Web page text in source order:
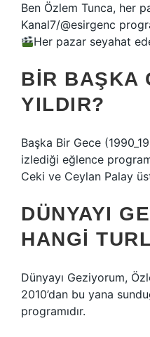
Ben Özlem Tunca, her
Kanal7/@esirgenc
Her pazar seyahat
BIR BAŞKA
YILDIR?
Başka Bir Gece
izlediği eğlence
Ceki ve Ceylan Palay
DÜNYAYI
HANGI
Dünyayı Geziyorum,
2010’dan bu yana
programıdır.